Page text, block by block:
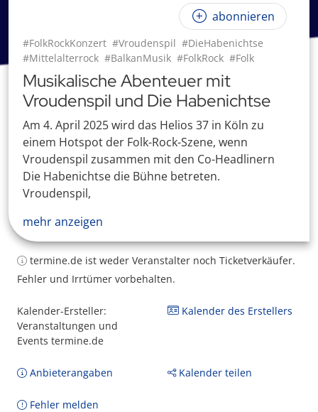
abonnieren
#FolkRockKonzert #Vroudenspil #DieHabenichtse
#Mittelalterrock #BalkanMusik #FolkRock #Folk
Musikalische Abenteuer mit
Vroudenspil und Die Habenichtse
Am 4. April 2025 wird das Helios 37 in Köln zu
einem Hotspot der Folk-Rock-Szene, wenn
Vroudenspil zusammen mit den Co-Headlinern
Die Habenichtse die Bühne betreten.
Vroudenspil,
mehr anzeigen
termine.de ist weder Veranstalter noch Ticketverkäufer.
Fehler und Irrtümer vorbehalten.
Kalender-Ersteller:
Veranstaltungen und
Events termine.de
Kalender des Erstellers
Anbieterangaben Kalender teilen
Fehler melden